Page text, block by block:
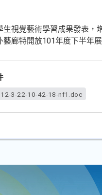
生視覺藝術學習成果發表，
藝廊特開放101年度下半年
3-22-10-42-18-nf1.doc